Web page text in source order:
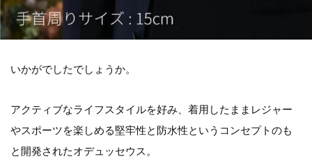
いかがでしたでしょうか。
アクティブなライフスタイルを好み、着用したままレジャー
やスポーツを楽しめる堅牢性と防水性というコンセプトのも
と開発されたオデュッセウス。